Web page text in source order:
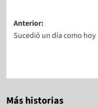
Anterior:
Sucedió un día como hoy
Más historias